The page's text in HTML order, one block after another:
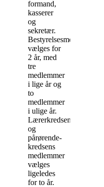
formand,
kasserer
og
sekretær.
Bestyrelsesmedlemmerne
vælges for
2 år, med
tre
medlemmer
i lige år og
to
medlemmer
i ulige år.
Lærerkredsens
og
pårørende-
kredsens
medlemmer
vælges
ligeledes
for to år.